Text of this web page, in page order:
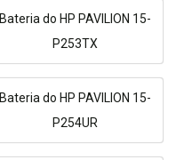
Bateria do HP PAVILION 15-
P253TX
Bateria do HP PAVILION 15-
P254UR